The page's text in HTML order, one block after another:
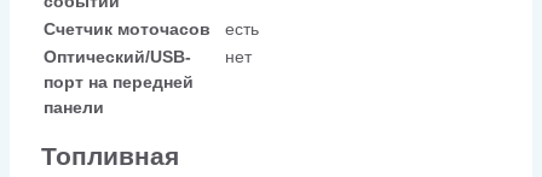
Счетчик моточасов
есть
Оптический/USB-
порт на передней
панели
нет
Топливная